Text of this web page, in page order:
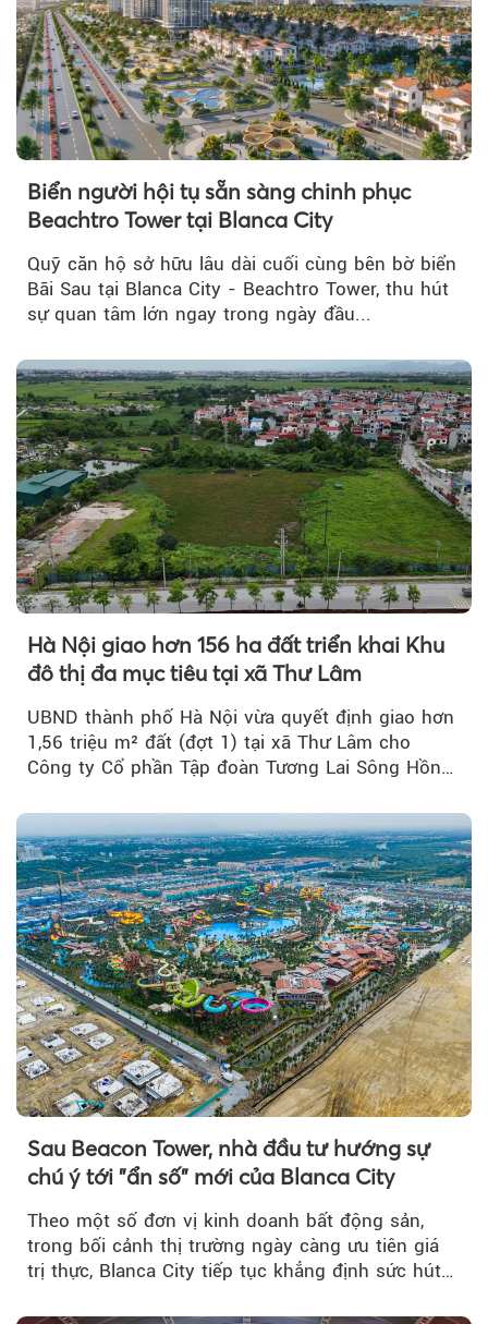
Biển người hội tụ sẵn sàng chinh phục
Beachtro Tower tại Blanca City
Quỹ căn hộ sở hữu lâu dài cuối cùng bên bờ biển
Bãi Sau tại Blanca City - Beachtro Tower, thu hút
sự quan tâm lớn ngay trong ngày đầu...
Hà Nội giao hơn 156 ha đất triển khai Khu
đô thị đa mục tiêu tại xã Thư Lâm
UBND thành phố Hà Nội vừa quyết định giao hơn
1,56 triệu m² đất (đợt 1) tại xã Thư Lâm cho
Công ty Cổ phần Tập đoàn Tương Lai Sông Hồng
Sau Beacon Tower, nhà đầu tư hướng sự
chú ý tới "ẩn số" mới của Blanca City
Theo một số đơn vị kinh doanh bất động sản,
trong bối cảnh thị trường ngày càng ưu tiên giá
trị thực, Blanca City tiếp tục khẳng định sức hút